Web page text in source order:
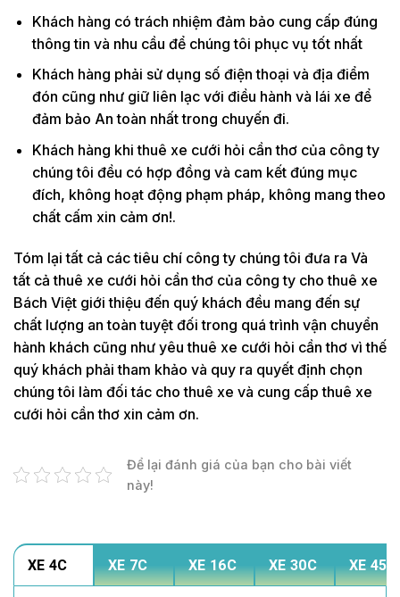
Khách hàng có trách nhiệm đảm bảo cung cấp đúng
thông tin và nhu cầu để chúng tôi phục vụ tốt nhất
Khách hàng phải sử dụng số điện thoại và địa điểm
đón cũng như giữ liên lạc với điều hành và lái xe để
đảm bảo An toàn nhất trong chuyến đi.
Khách hàng khi thuê xe cưới hỏi cần thơ của công ty
chúng tôi đều có hợp đồng và cam kết đúng mục
đích, không hoạt động phạm pháp, không mang theo
chất cấm xin cảm ơn!.
Tóm lại tất cả các tiêu chí công ty chúng tôi đưa ra Và
tất cả thuê xe cưới hỏi cần thơ của công ty cho thuê xe
Bách Việt giới thiệu đến quý khách đều mang đến sự
chất lượng an toàn tuyệt đối trong quá trình vận chuyển
hành khách cũng như yêu thuê xe cưới hỏi cần thơ vì thế
quý khách phải tham khảo và quy ra quyết định chọn
chúng tôi làm đối tác cho thuê xe và cung cấp thuê xe
cưới hỏi cần thơ xin cảm ơn.
Để lại đánh giá của bạn cho bài viết
này!
XE 4C XE 7C XE 16C XE 30C XE 45C